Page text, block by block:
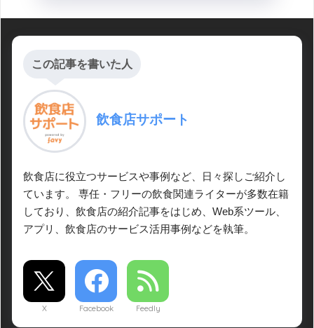
この記事を書いた人
飲食店サポート
飲食店に役立つサービスや事例など、日々探しご紹介し
ています。 専任・フリーの飲食関連ライターが多数在籍
しており、飲食店の紹介記事をはじめ、Web系ツール、
アプリ、飲食店のサービス活用事例などを執筆。
X Facebook Feedly